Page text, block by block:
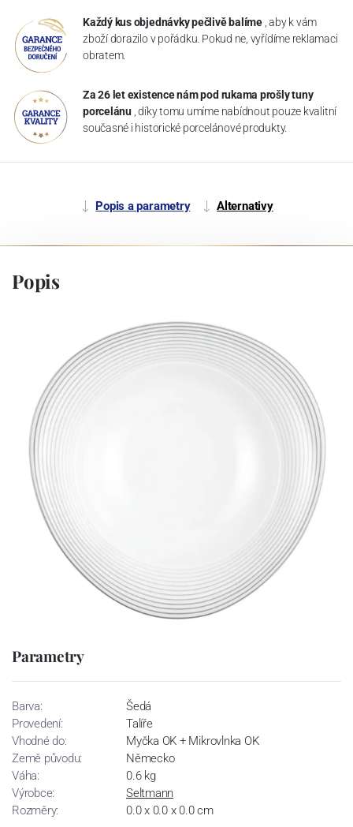
Každý kus objednávky pečlivě balíme , aby k vám
zboží dorazilo v pořádku. Pokud ne, vyřídíme reklamaci
obratem.
Za 26 let existence nám pod rukama prošly tuny
porcelánu , díky tomu umíme nabídnout pouze kvalitní
současné i historické porcelánové produkty.
Popis a parametry Alternativy
Popis
Parametry
Barva:
Šedá
Provedení:
Talíře
Vhodné do:
Myčka OK + Mikrovlnka OK
Země původu:
Německo
Váha:
0.6 kg
Výrobce:
Seltmann
Rozměry:
0.0 x 0.0 x 0.0 cm